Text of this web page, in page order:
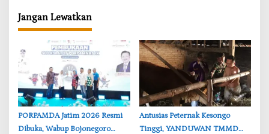
Jangan Lewatkan
‎PORPAMDA Jatim 2026 Resmi
Dibuka, Wabup Bojonegoro
‎Antusias Peternak Kesongo
Tinggi, YANDUWAN TMMD